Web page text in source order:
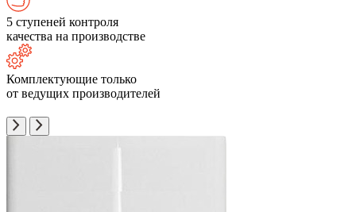
5 ступеней контроля
качества на производстве
Комплектующие только
от ведущих производителей